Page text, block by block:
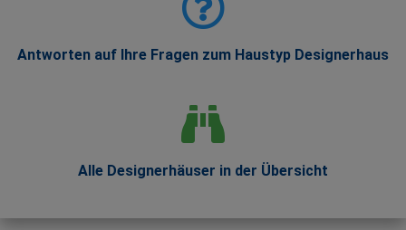
Antworten auf Ihre Fragen zum Haustyp Designerhaus
Alle Designerhäuser in der Übersicht